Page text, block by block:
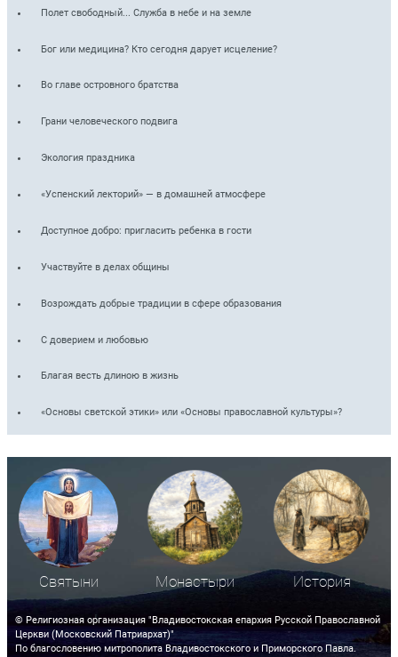
Полет свободный... Служба в небе и на земле
Бог или медицина? Кто сегодня дарует исцеление?
Во главе островного братства
Грани человеческого подвига
Экология праздника
«Успенский лекторий» — в домашней атмосфере
Доступное добро: пригласить ребенка в гости
Участвуйте в делах общины
Возрождать добрые традиции в сфере образования
С доверием и любовью
Благая весть длиною в жизнь
«Основы светской этики» или «Основы православной культуры»?
Святыни Монастыри История
© Религиозная организация "Владивостокская епархия Русской Православной
Церкви (Московский Патриархат)"
По благословению митрополита Владивостокского и Приморского Павла.